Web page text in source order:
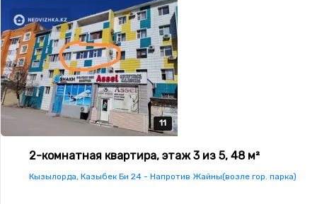
11
11
11
11
11
2-комнатная квартира, этаж 3 из 5, 48 м²
Кызылорда, Казыбек Би 24 - Напротив Жайны(возле гор. парка)